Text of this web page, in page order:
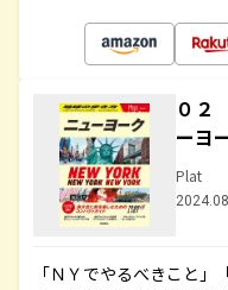
０２
ーヨ
Plat
「ＮＹでやるべきこと